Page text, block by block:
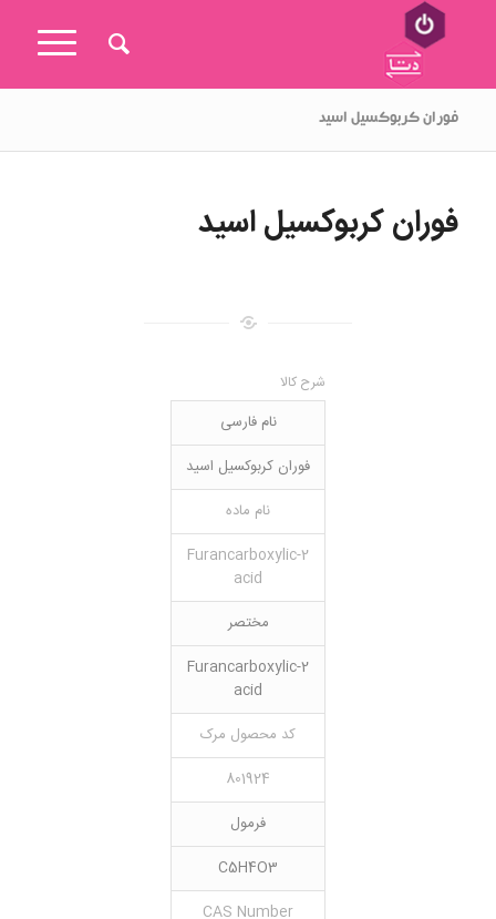
فوران کربوکسیل اسید
فوران کربوکسیل اسید
شرح کالا
نام فارسی
فوران کربوکسیل اسید
نام ماده
2-Furancarboxylic
acid
مختصر
2-Furancarboxylic
acid
کد محصول مرک
801924
فرمول
C5H4O3
CAS Number